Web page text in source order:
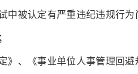
中被认定有严重违纪违规行为
》、《事业单位人事管理回避